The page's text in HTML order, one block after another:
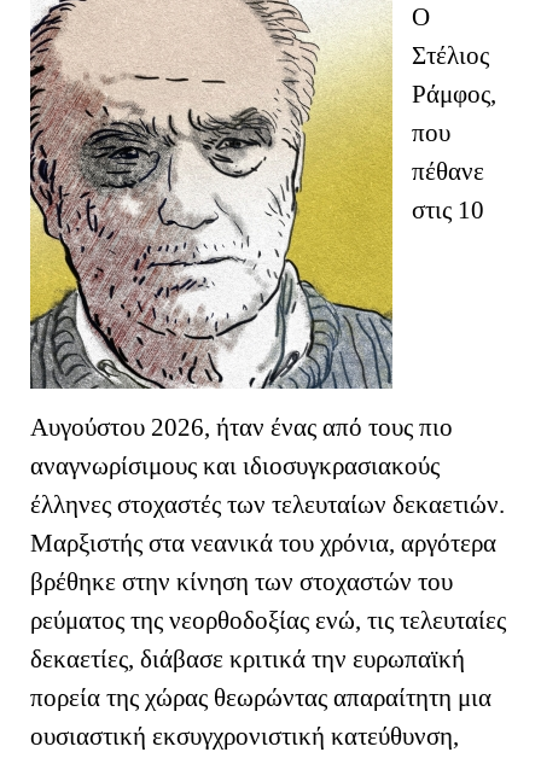
Ο
Στέλιος
Ράμφος,
που
πέθανε
στις 10
Αυγούστου 2026, ήταν ένας από τους πιο
αναγνωρίσιμους και ιδιοσυγκρασιακούς
έλληνες στοχαστές των τελευταίων δεκαετιών.
Μαρξιστής στα νεανικά του χρόνια, αργότερα
βρέθηκε στην κίνηση των στοχαστών του
ρεύματος της νεορθοδοξίας ενώ, τις τελευταίες
δεκαετίες, διάβασε κριτικά την ευρωπαϊκή
πορεία της χώρας θεωρώντας απαραίτητη μια
ουσιαστική εκσυγχρονιστική κατεύθυνση,